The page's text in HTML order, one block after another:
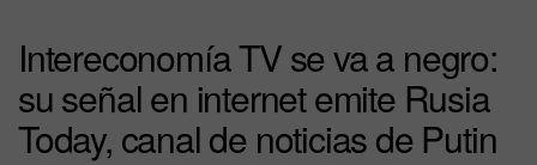
Intereconomía TV se va a negro:
su señal en internet emite Rusia
Today, canal de noticias de Putin